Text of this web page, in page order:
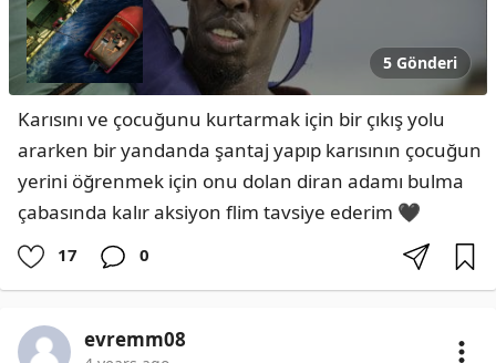
5 Gönderi
Karısını ve çocuğunu kurtarmak için bir çıkış yolu
ararken bir yandanda şantaj yapıp karısının çocuğun
yerini öğrenmek için onu dolan diran adamı bulma
çabasında kalır aksiyon flim tavsiye ederim 🖤
17 0
evremm08